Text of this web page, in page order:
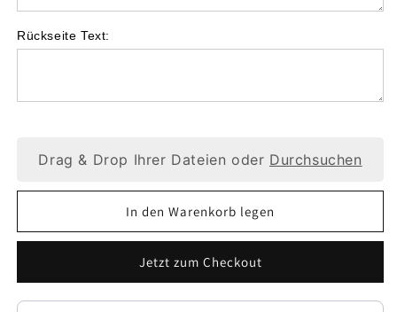
Rückseite Text:
Drag & Drop Ihrer Dateien oder Durchsuchen
In den Warenkorb legen
Jetzt zum Checkout